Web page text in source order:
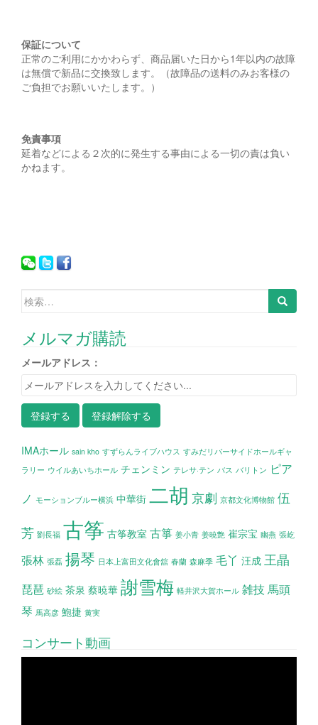
保証について
正常のご利用にかかわらず、商品届いた日から1年以内の故障
は無償で新品に交換致します。（故障品の送料のみお客様の
ご負担でお願いいたします。）
免責事項
延着などによる２次的に発生する事由による一切の責は負い
かねます。
検索:
メルマガ購読
メールアドレス：
IMAホール sain kho すずらんライブハウス すみだリバーサイドホールギャ
ラリー ウイルあいちホール チェンミン テレサ·テン バス バリトン ピア
ノ モーションブルー横浜 中華街 二胡 京劇 京都文化博物館 伍
芳 劉長福 古筝 古筝教室 古箏 姜小青 姜暁艶 崔宗宝 幽燕 張屹
張林 張磊 揚琴 日本上富田文化會舘 春蘭 森麻季 毛丫 汪成 王晶
琵琶 砂絵 茶泉 蔡暁華 謝雪梅 軽井沢大賀ホール 雑技馬頭
琴 馬高彦 鮑捷 黄実
コンサート動画